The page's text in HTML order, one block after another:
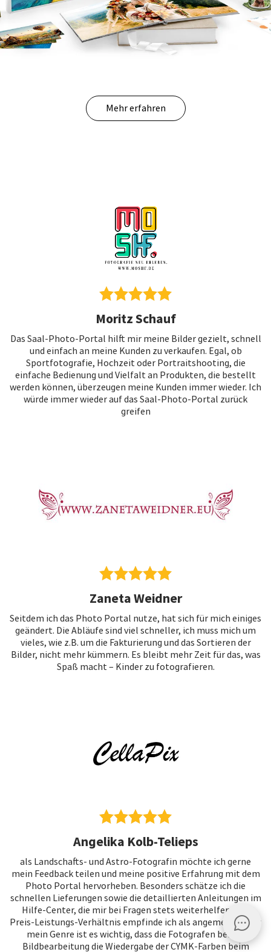
Mehr erfahren
Moritz Schauf
Das Saal-Photo-Portal hilft mir meine Bilder gezielt, schnell
und einfach an meine Kunden zu verkaufen. Egal, ob
Sportfotografie, Hochzeit oder Portraitshooting, die
einfache Bedienung und Vielfalt an Produkten, die bestellt
werden können, überzeugen meine Kunden immer wieder. Ich
würde immer wieder auf das Saal-Photo-Portal zurück
greifen
Zaneta Weidner
Seitdem ich das Photo Portal nutze, hat sich für mich einiges
geändert. Die Abläufe sind viel schneller, ich muss mich um
vieles, wie z.B. um die Fakturierung und das Sortieren der
Bilder, nicht mehr kümmern. Es bleibt mehr Zeit für das, was
Spaß macht – Kinder zu fotografieren.
Angelika Kolb-Telieps
als Landschafts- und Astro-Fotografin möchte ich gerne
mein Feedback teilen und meine positive Erfahrung mit dem
Photo Portal hervorheben. Besonders schätze ich die
schnellen Lieferungen sowie die detaillierten Anleitungen im
Hilfe-Center, die mir bei Fragen stets weiterhelfen. Das
Preis-Leistungs-Verhältnis empfinde ich als angemessen. Für
mein Genre ist es wichtig, dass die Fotografen bei der
Bildbearbeitung die Wiedergabe der CYMK-Farben beim